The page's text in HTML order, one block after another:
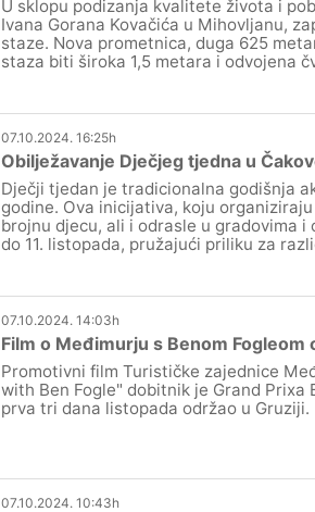
U sklopu podizanja kvalitete života i
Ivana Gorana Kovačića u Mihovljanu,
staze. Nova prometnica, duga 625
staza biti široka 1,5 metara i odvojena
07.10.2024. 16:25h
Obilježavanje Dječjeg tjedna u
Dječji tjedan je tradicionalna godišnja
godine. Ova inicijativa, koju
brojnu djecu, ali i odrasle u gradovima
do 11. listopada, pružajući priliku za
07.10.2024. 14:03h
Film o Međimurju s Benom
Promotivni film Turističke zajednice
with Ben Fogle" dobitnik je Grand
prva tri dana listopada održao u Gruziji.
07.10.2024. 10:43h